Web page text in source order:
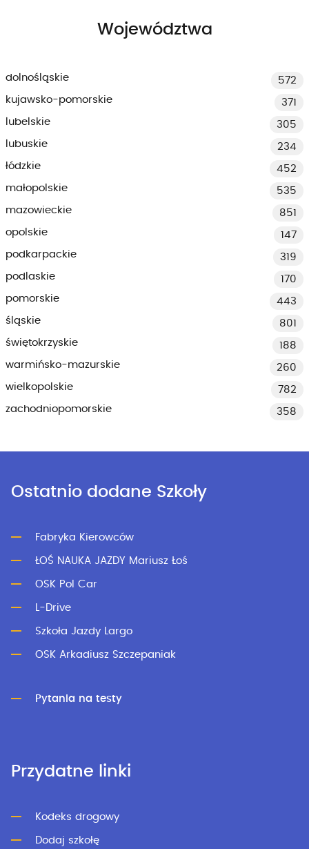
Województwa
dolnośląskie
572
kujawsko-pomorskie
371
lubelskie
305
lubuskie
234
łódzkie
452
małopolskie
535
mazowieckie
851
opolskie
147
podkarpackie
319
podlaskie
170
pomorskie
443
śląskie
801
świętokrzyskie
188
warmińsko-mazurskie
260
wielkopolskie
782
zachodniopomorskie
358
Ostatnio dodane Szkoły
Fabryka Kierowców
ŁOŚ NAUKA JAZDY Mariusz Łoś
OSK Pol Car
L-Drive
Szkoła Jazdy Largo
OSK Arkadiusz Szczepaniak
Pytania na testy
Przydatne linki
Kodeks drogowy
Dodaj szkołę